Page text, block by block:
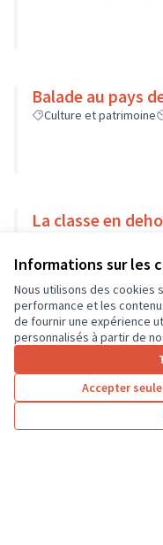
Informations sur les
Nous utilisons des cookies
performance et les
de fournir une expérience
personnalisés à partir de
Accepter
Balade au pays
Culture et patrimoine
La classe en